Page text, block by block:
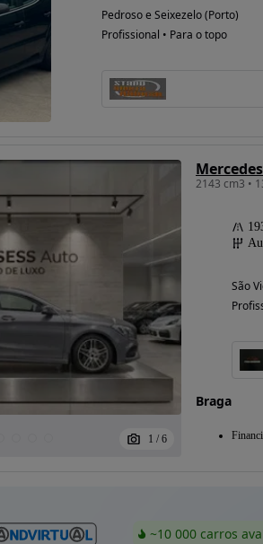
Pedroso e Seixezelo (Porto)
Profissional • Para o topo
1 / 6
2143 cm3 •
São
Braga
~10 000 carros